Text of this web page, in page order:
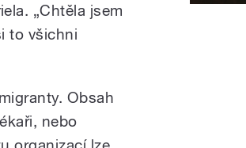
„Chtěla jsem
to všichni
Obsah
nebo